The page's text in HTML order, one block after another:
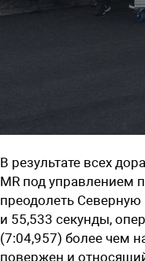
В результате всех
MR под управлением
преодолеть
и 55,533 секунды,
(7:04,957) более чем
повержен и